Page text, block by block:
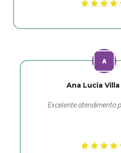
Ana Lucia
Excelente atendimento